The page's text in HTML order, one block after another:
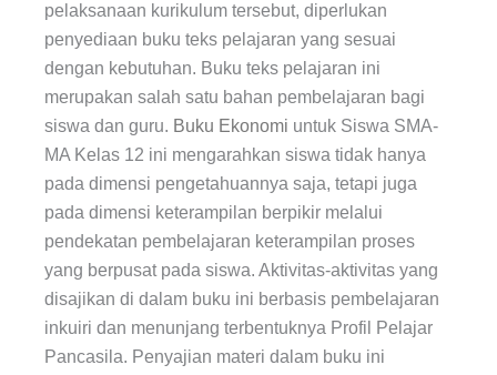
pelaksanaan kurikulum tersebut, diperlukan
penyediaan buku teks pelajaran yang sesuai
dengan kebutuhan. Buku teks pelajaran ini
merupakan salah satu bahan pembelajaran bagi
siswa dan guru. Buku Ekonomi untuk Siswa SMA-
MA Kelas 12 ini mengarahkan siswa tidak hanya
pada dimensi pengetahuannya saja, tetapi juga
pada dimensi keterampilan berpikir melalui
pendekatan pembelajaran keterampilan proses
yang berpusat pada siswa. Aktivitas-aktivitas yang
disajikan di dalam buku ini berbasis pembelajaran
inkuiri dan menunjang terbentuknya Profil Pelajar
Pancasila. Penyajian materi dalam buku ini